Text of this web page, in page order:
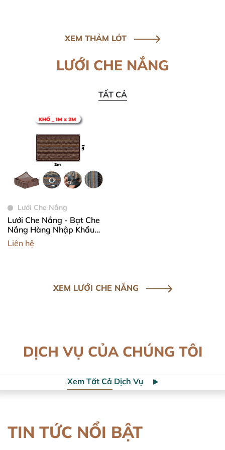
XEM THẢM LÓT
LƯỚI CHE NẮNG
TẤT CẢ
Lưới Che Nắng
Lưới Che Nắng - Bạt Che
Nắng Hàng Nhập Khẩu
Cao Cấp Mila _ May Viền -
Đóng Khoen _ Chắc Chắn
Liên hệ
XEM LƯỚI CHE NẮNG
DỊCH VỤ CỦA CHÚNG TÔI
BẠN CÓ THỂ THAM KHẢO
Xem Tất Cả Dịch Vụ
TIN TỨC NỔI BẬT